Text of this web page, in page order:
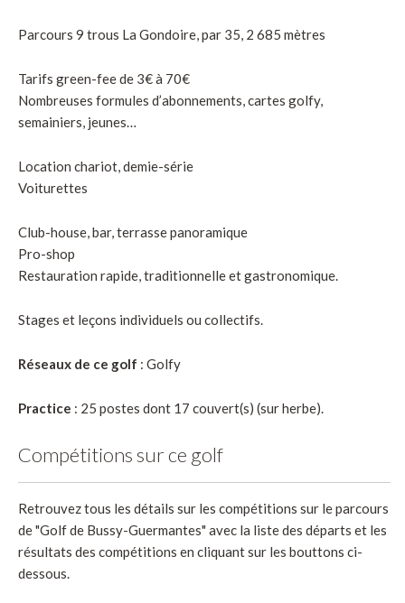
Parcours 9 trous La Gondoire, par 35, 2 685 mètres
Tarifs green-fee de 3€ à 70€
Nombreuses formules d’abonnements, cartes golfy,
semainiers, jeunes…
Location chariot, demie-série
Voiturettes
Club-house, bar, terrasse panoramique
Pro-shop
Restauration rapide, traditionnelle et gastronomique.
Stages et leçons individuels ou collectifs.
Réseaux de ce golf : Golfy
Practice : 25 postes dont 17 couvert(s) (sur herbe).
Compétitions sur ce golf
Retrouvez tous les détails sur les compétitions sur le parcours
de "Golf de Bussy-Guermantes" avec la liste des départs et les
résultats des compétitions en cliquant sur les bouttons ci-
dessous.